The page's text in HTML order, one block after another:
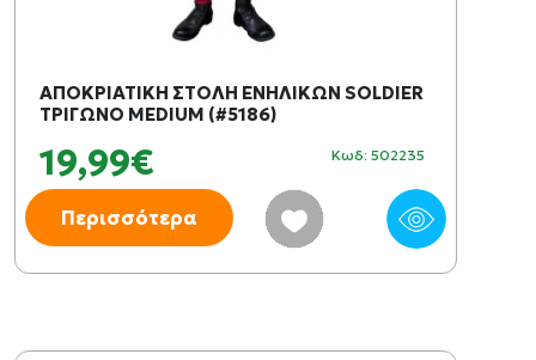
ΑΠΟΚΡΙΑΤΙΚΗ ΣΤΟΛΗ ΕΝΗΛΙΚΩΝ SOLDIER
ΤΡΙΓΩΝΟ MEDIUM (#5186)
19,99€ Κωδ: 502235
Περισσότερα